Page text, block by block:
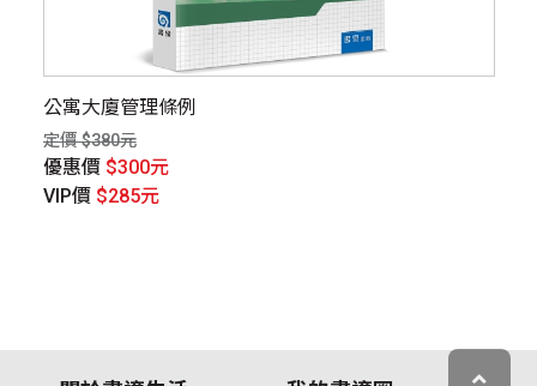
公寓大廈管理條例
定價 $380元
優惠價 $300元
VIP價 $285元